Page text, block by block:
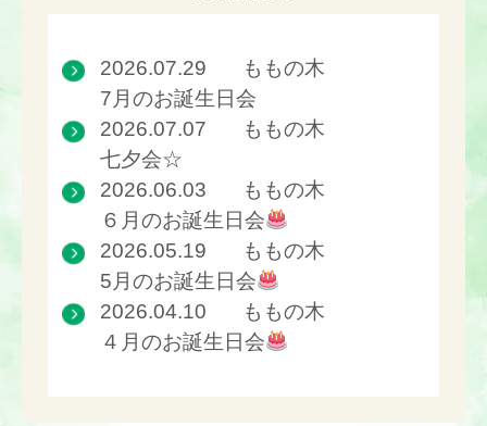
2026.07.29
ももの木
7月のお誕生日会
2026.07.07
ももの木
七夕会☆
2026.06.03
ももの木
６月のお誕生日会
2026.05.19
ももの木
5月のお誕生日会
2026.04.10
ももの木
４月のお誕生日会